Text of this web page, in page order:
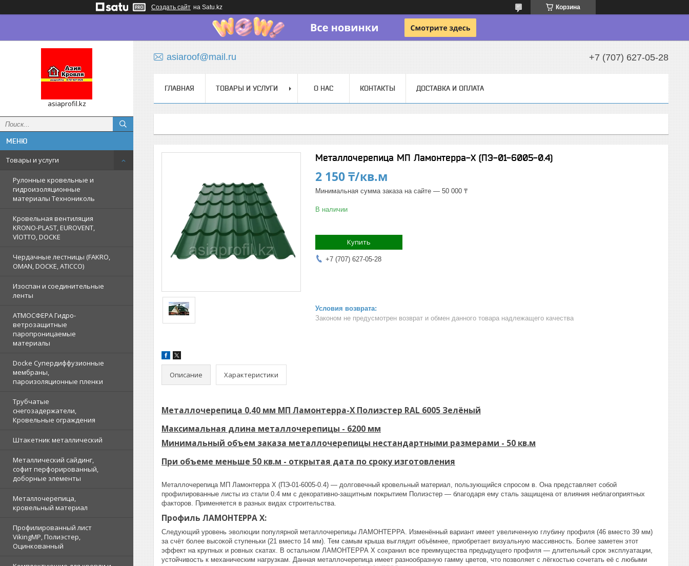
Создать сайт на Satu.kz Корзина
asiaprofil.kz
Товары и услуги
Рулонные кровельные и
гидроизоляционные
материалы Технониколь
Кровельная вентиляция
KRONO-PLAST, EUROVENT,
VlOTTO, DOCKE
Чердачные лестницы (FAKRO,
OMAN, DOCKE, ATICCO)
Изоспан и соединительные
ленты
АТМОСФЕРА Гидро-
ветрозащитные
паропроницаемые
материалы
Docke Супердиффузионные
мембраны,
пароизоляционные пленки
Трубчатые
снегозадержатели,
Кровельные ограждения
Штакетник металлический
Металлический сайдинг,
софит перфорированный,
доборные элементы
Металлочерепица,
кровельный материал
Профилированный лист
VikingMP, Полиэстер,
Оцинкованный
asiaroof@mail.ru +7 (707) 627-05-28
ГЛАВНАЯ ТОВАРЫ И УСЛУГИ О НАС КОНТАКТЫ ДОСТАВКА И ОПЛАТА
Металлочерепица МП Ламонтерра-X (ПЭ-01-6005-0.4)
2 150 ₸/кв.м
Минимальная сумма заказа на сайте — 50 000 ₸
В наличии
Купить
+7 (707) 627-05-28
Законом не предусмотрен возврат и обмен данного товара надлежащего качества
Описание Характеристики
Металлочерепица 0,40 мм МП Ламонтерра-Х Полиэстер RAL 6005 Зелёный
Максимальная длина металлочерепицы - 6200 мм
Минимальный объем заказа металлочерепицы нестандартными размерами - 50 кв.м
При объеме меньше 50 кв.м - открытая дата по сроку изготовления
Металлочерепица МП Ламонтерра Х (ПЭ-01-6005-0.4) — долговечный кровельный материал, пользующийся спросом в. Она представляет собой
профилированные листы из стали 0.4 мм с декоративно-защитным покрытием Полиэстер — благодаря ему сталь защищена от влияния неблагоприятных
факторов. Применяется в разных видах строительства.
Профиль ЛАМОНТЕРРА Х:
Следующий уровень эволюции популярной металлочерепицы ЛАМОНТЕРРА. Изменённый вариант имеет увеличенную глубину профиля (46 вместо 39 мм)
за счёт более высокой ступеньки (21 вместо 14 мм). Тем самым крыша выглядит объёмнее, приобретает визуальную массивность. Более заметен этот
эффект на крупных и ровных скатах. В остальном ЛАМОНТЕРРА Х сохранил все преимущества предыдущего профиля — длительный срок эксплуатации,
устойчивость к механическим нагрузкам. Данная металлочерепица имеет разнообразную гамму цветов, что позволяет с лёгкостью сочетать её с любыми